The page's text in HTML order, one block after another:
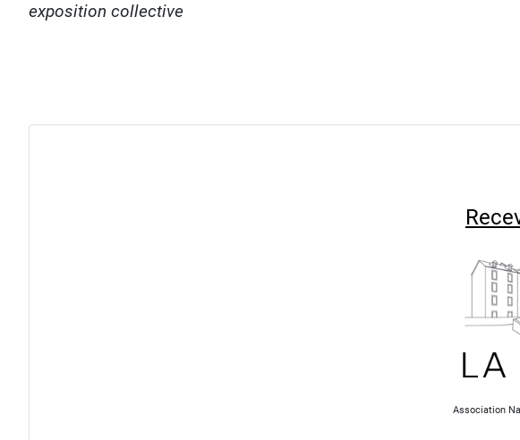
exposition collective
Association